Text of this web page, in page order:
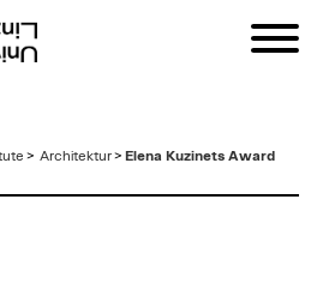
> Architektur> Elena Kuzinets Award